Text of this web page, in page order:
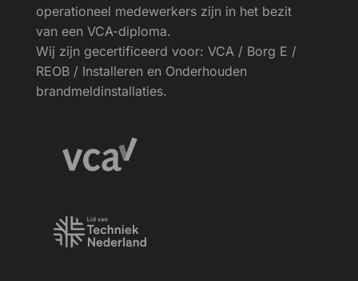
operationeel medewerkers zijn in het bezit
van een VCA-diploma.
Wij zijn gecertificeerd voor: VCA / Borg E /
REOB / Installeren en Onderhouden
brandmeldinstallaties.